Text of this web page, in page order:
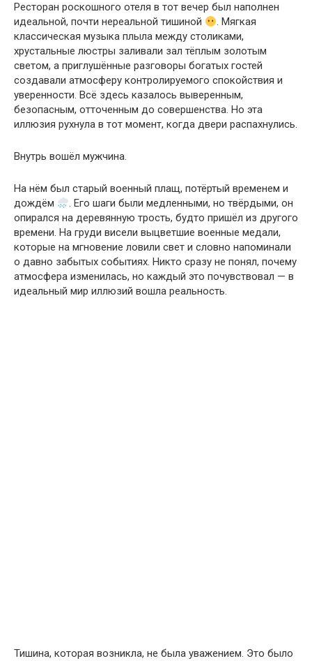
Ресторан роскошного отеля в тот вечер был наполнен
идеальной, почти нереальной тишиной
. Мягкая
классическая музыка плыла между столиками,
хрустальные люстры заливали зал тёплым золотым
светом, а приглушённые разговоры богатых гостей
создавали атмосферу контролируемого спокойствия и
уверенности. Всё здесь казалось выверенным,
безопасным, отточенным до совершенства. Но эта
иллюзия рухнула в тот момент, когда двери распахнулись.
Внутрь вошёл мужчина.
На нём был старый военный плащ, потёртый временем и
дождём
. Его шаги были медленными, но твёрдыми, он
опирался на деревянную трость, будто пришёл из другого
времени. На груди висели выцветшие военные медали,
которые на мгновение ловили свет и словно напоминали
о давно забытых событиях. Никто сразу не понял, почему
атмосфера изменилась, но каждый это почувствовал — в
идеальный мир иллюзий вошла реальность.
Тишина, которая возникла, не была уважением. Это было